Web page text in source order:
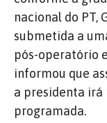
nacional do PT,
submetida a
pós-operatório
informou que
a presidenta
programada.